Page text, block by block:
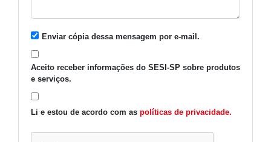
Enviar cópia dessa mensagem por e-mail.
Aceito receber informações do SESI-SP sobre produtos
e serviços.
Li e estou de acordo com as políticas de privacidade.